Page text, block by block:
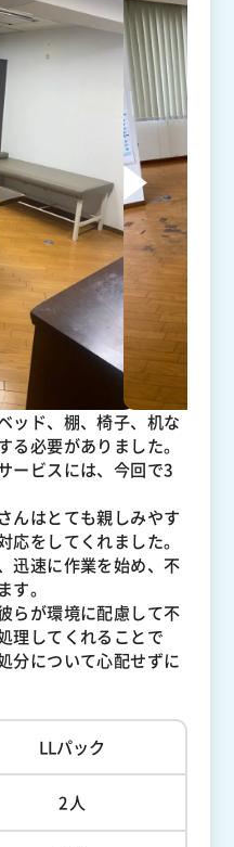
ッド、棚、椅子、机な
る必要がありました。
ービスには、今回で3
んはとても親しみやす
応をしてくれました。
迅速に作業を始め、不
す。
らが環境に配慮して不
理してくれることで
分について心配せずに
LLパック
2人